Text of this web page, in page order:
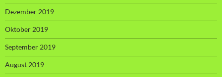
Dezember 2019
Oktober 2019
September 2019
August 2019